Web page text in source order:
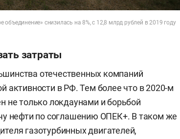
снизилась на 8%, с 12,8 млрд рублей в 2019 году
затраты
отечественных компаний
активности в РФ. Тем более что в 2020-м
не только локдаунами и борьбой
нефти по соглашению ОПЕК+. В таком же
газотурбинных двигателей,